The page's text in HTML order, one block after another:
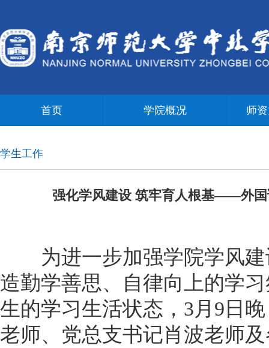
首页 学院概况 师
学生工作
强化学风建设 筑牢育人根基——外国
为进一步加强学院学风建
造勤学善思、自律向上的学
生的学习生活状态，3月9日
老师、党总支书记肖波老师